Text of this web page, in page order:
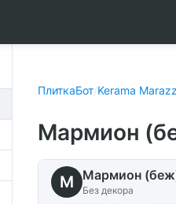
ПлиткаБот/Kerama
Мармион
M Мармион
Без декора